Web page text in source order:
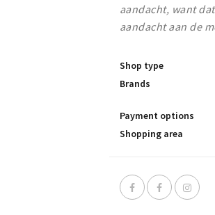
aandacht, want
aandacht aan de
Shop type
Brands
Payment options
Shopping area